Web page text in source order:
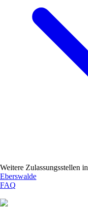
Weitere Zulassungsstellen in
Eberswalde
FAQ